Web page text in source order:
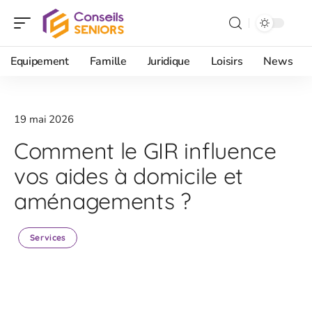
Equipement Famille Juridique Loisirs News
19 mai 2026
Comment le GIR influence
vos aides à domicile et
aménagements ?
Services